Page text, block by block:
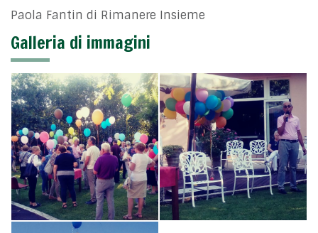
Paola Fantin di Rimanere Insieme
Galleria di immagini